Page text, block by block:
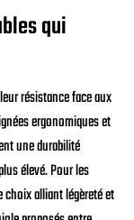
qui
résistance face aux
ergonomiques et
une durabilité
élevé. Pour les
choix alliant légèreté et